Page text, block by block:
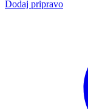
Dodaj pripravo